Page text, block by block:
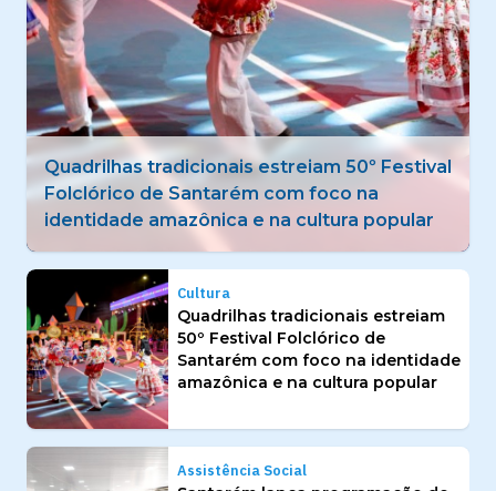
Quadrilhas tradicionais estreiam 50º Festival
Folclórico de Santarém com foco na
identidade amazônica e na cultura popular
Cultura
Quadrilhas tradicionais estreiam
50º Festival Folclórico de
Santarém com foco na identidade
amazônica e na cultura popular
Assistência Social